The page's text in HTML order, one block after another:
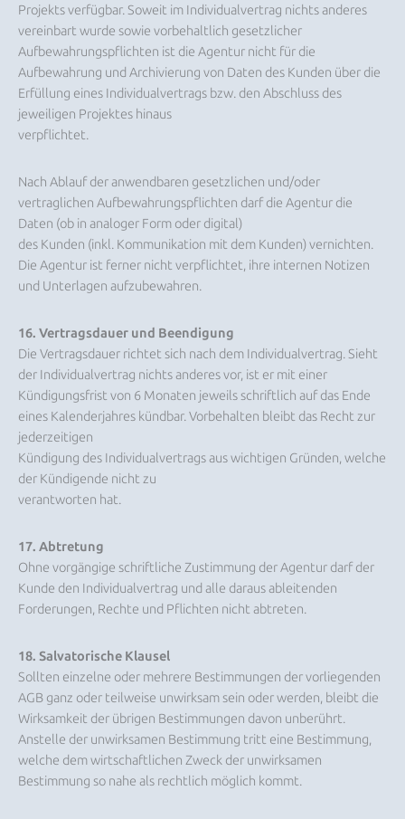
Projekts verfügbar. Soweit im Individualvertrag nichts anderes
vereinbart wurde sowie vorbehaltlich gesetzlicher
Aufbewahrungspflichten ist die Agentur nicht für die
Aufbewahrung und Archivierung von Daten des Kunden über die
Erfüllung eines Individualvertrags bzw. den Abschluss des
jeweiligen Projektes hinaus
verpflichtet.
Nach Ablauf der anwendbaren gesetzlichen und/oder
vertraglichen Aufbewahrungspflichten darf die Agentur die
Daten (ob in analoger Form oder digital)
des Kunden (inkl. Kommunikation mit dem Kunden) vernichten.
Die Agentur ist ferner nicht verpflichtet, ihre internen Notizen
und Unterlagen aufzubewahren.
16. Vertragsdauer und Beendigung
Die Vertragsdauer richtet sich nach dem Individualvertrag. Sieht
der Individualvertrag nichts anderes vor, ist er mit einer
Kündigungsfrist von 6 Monaten jeweils schriftlich auf das Ende
eines Kalenderjahres kündbar. Vorbehalten bleibt das Recht zur
jederzeitigen
Kündigung des Individualvertrags aus wichtigen Gründen, welche
der Kündigende nicht zu
verantworten hat.
17. Abtretung
Ohne vorgängige schriftliche Zustimmung der Agentur darf der
Kunde den Individualvertrag und alle daraus ableitenden
Forderungen, Rechte und Pflichten nicht abtreten.
18. Salvatorische Klausel
Sollten einzelne oder mehrere Bestimmungen der vorliegenden
AGB ganz oder teilweise unwirksam sein oder werden, bleibt die
Wirksamkeit der übrigen Bestimmungen davon unberührt.
Anstelle der unwirksamen Bestimmung tritt eine Bestimmung,
welche dem wirtschaftlichen Zweck der unwirksamen
Bestimmung so nahe als rechtlich möglich kommt.